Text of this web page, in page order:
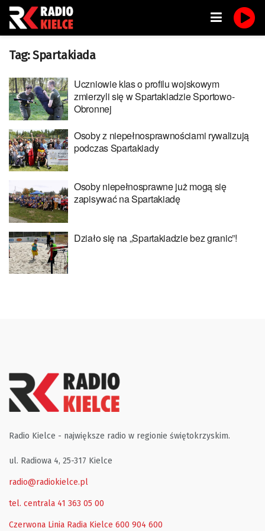
Tag:Spartakiada
Uczniowie klas o profilu wojskowym
zmierzyli się w Spartakiadzie Sportowo-
Obronnej
Osoby z niepełnosprawnościami rywalizują
podczas Spartakiady
Osoby niepełnosprawne już mogą się
zapisywać na Spartakiadę
Działo się na „Spartakiadzie bez granic”!
Radio Kielce - największe radio w regionie świętokrzyskim.
ul. Radiowa 4, 25-317 Kielce
radio@radiokielce.pl
tel. centrala 41 363 05 00
Czerwona Linia Radia Kielce 600 904 600